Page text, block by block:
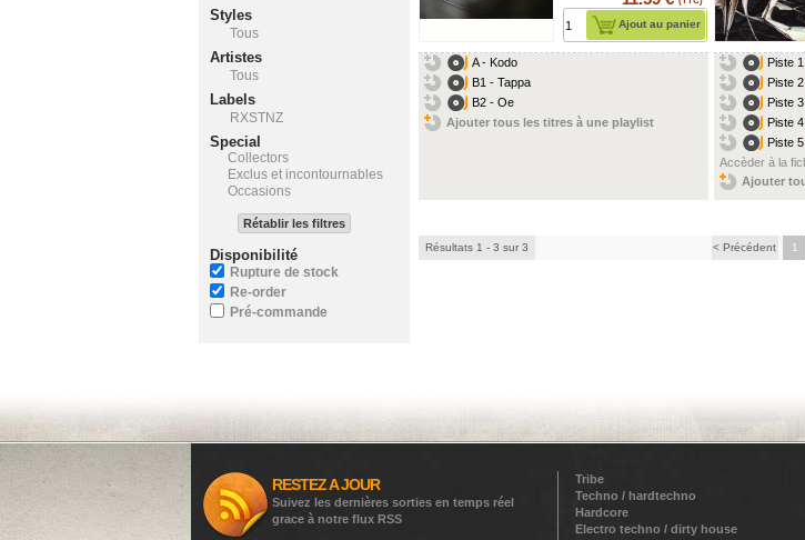
Ajout au panier
A - Kodo
B1 - Tappa
B2 - Oe
Ajouter tous les titres à une playlist
Piste 1
Piste 2
Piste 3
Piste 4
Piste 5
Accèder à la
Ajouter
Résultats 1 - 3 sur 3 < Précédent 1
Styles
Tous
Artistes
Tous
Labels
RXSTNZ
Special
Collectors
Exclus et incontournables
Occasions
Rétablir les filtres
Disponibilité
Rupture de stock
Re-order
Pré-commande
RESTEZ A JOUR
Suivez les dernières sorties en temps réel
grace à notre flux RSS
Tribe
Techno / hardtechno
Hardcore
Electro techno / dirty house